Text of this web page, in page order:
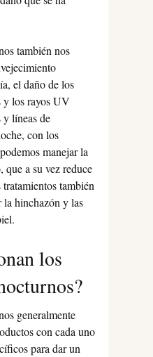
también nos
el daño de los
y los rayos UV
y líneas de
con los
manejar la
a su vez reduce
también
la hinchazón y las
los
generalmente
con cada uno
para dar un